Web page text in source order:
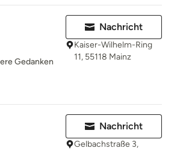
Gedanken
Nachricht
Kaiser-Wilhelm-Ring
11, 55118 Mainz
Nachricht
Gelbachstraße 3,